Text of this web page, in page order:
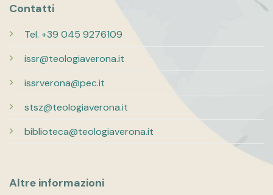
Contatti
Tel. +39 045 9276109
issr@teologiaverona.it
issrverona@pec.it
stsz@teologiaverona.it
biblioteca@teologiaverona.it
Altre informazioni